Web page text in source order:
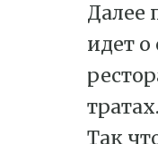
Далее
идет о
Так